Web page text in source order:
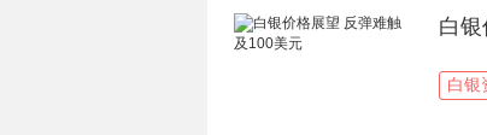
白
白银